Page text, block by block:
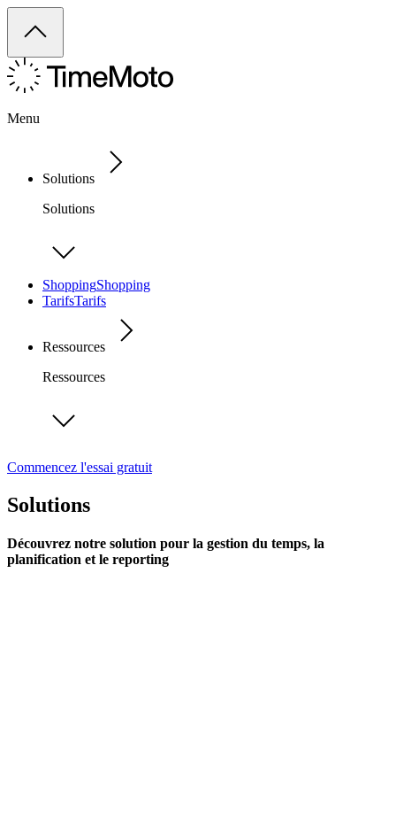
Menu
Solutions
Solutions
ShoppingShopping
TarifsTarifs
Ressources
Ressources
Commencez l'essai gratuit
Solutions
Découvrez notre solution pour la gestion du temps, la
planification et le reporting